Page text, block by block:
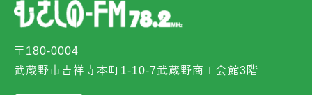
〒180-0004
武蔵野市吉祥寺本町1-10-7武蔵野商工会館3階